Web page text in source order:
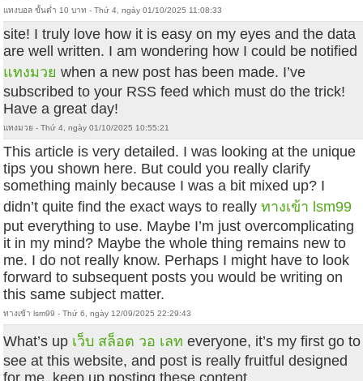
แทงบอล ขั้นต่ำ 10 บาท - Thứ 4, ngày 01/10/2025 11:08:33
site! I truly love how it is easy on my eyes and the data
are well written. I am wondering how I could be notified
แทงมวย when a new post has been made. I’ve
subscribed to your RSS feed which must do the trick!
Have a great day!
แทงมวย - Thứ 4, ngày 01/10/2025 10:55:21
This article is very detailed. I was looking at the unique
tips you shown here. But could you really clarify
something mainly because I was a bit mixed up? I
didn’t quite find the exact ways to reallyทางเข้า lsm99
put everything to use. Maybe I’m just overcomplicating
it in my mind? Maybe the whole thing remains new to
me. I do not really know. Perhaps I might have to look
forward to subsequent posts you would be writing on
this same subject matter.
ทางเข้า lsm99 - Thứ 6, ngày 12/09/2025 22:29:43
What’s up เว็บ สล็อต วอ เลท everyone, it’s my first go to
see at this website, and post is really fruitful designed
for me, keep up posting these content.